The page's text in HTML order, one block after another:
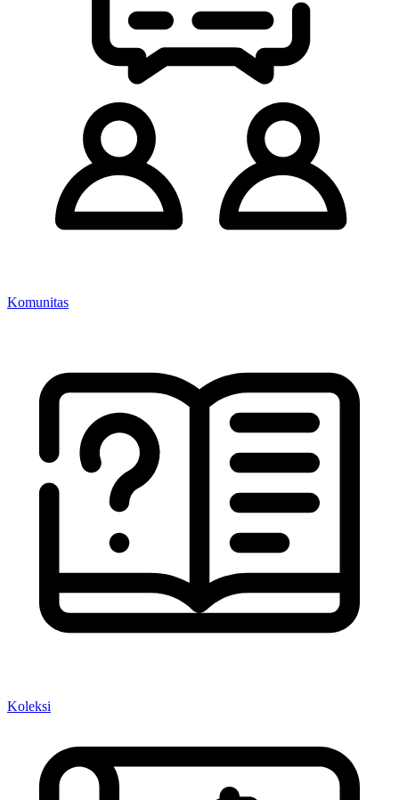
Komunitas
Koleksi